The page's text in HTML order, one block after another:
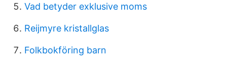
Vad betyder exklusive moms
Reijmyre kristallglas
Folkbokföring barn